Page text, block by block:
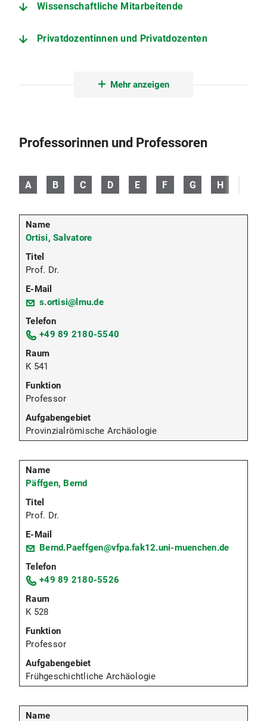
Wissenschaftliche Mitarbeitende
Privatdozentinnen und Privatdozenten
Mehr anzeigen
Professorinnen und Professoren
A B C D E F G H
Ortisi, Salvatore
Prof. Dr.
s.ortisi@lmu.de
+49 89 2180-5540
K 541
Professor
Provinzialrömische Archäologie
Päffgen, Bernd
Prof. Dr.
Bernd.Paeffgen@vfpa.fak12.uni-muenchen.de
+49 89 2180-5526
K 528
Professor
Frühgeschichtliche Archäologie